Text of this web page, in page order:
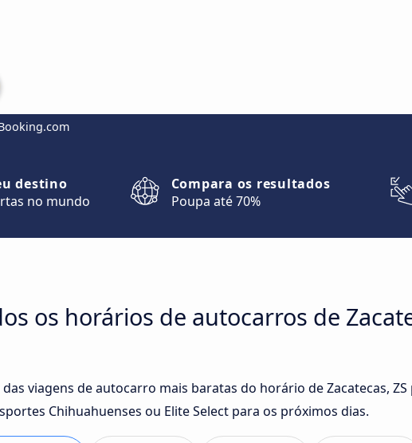
destino
no mundo
Compara os resultados
Poupa até 70%
os horários de autocarros de
viagens de autocarro mais baratas do horário de Zacatecas,
Chihuahuenses ou Elite Select para os próximos dias.